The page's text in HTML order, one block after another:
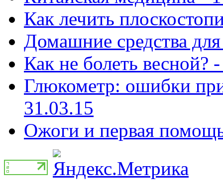
Как лечить
Домашние средства
Как не болеть весной?
Глюкометр: ошибки
31.03.15
Ожоги и первая